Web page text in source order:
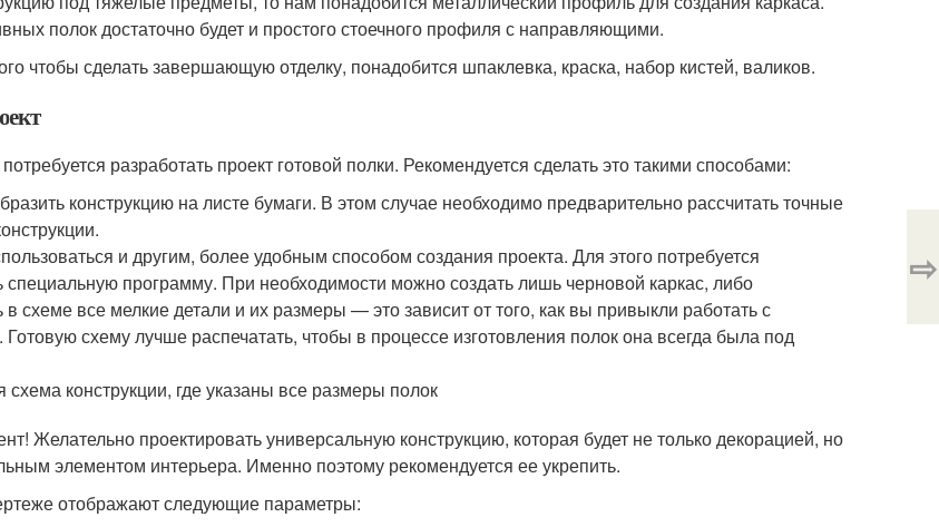
полок достаточно будет и простого стоечного профиля с направляющими.
чтобы сделать завершающую отделку, понадобится шпаклевка, краска, набор кистей, валиков.
разработать проект готовой полки. Рекомендуется сделать это такими способами:
конструкцию на листе бумаги. В этом случае необходимо предварительно рассчитать точные
и другим, более удобным способом создания проекта. Для этого потребуется
специальную программу. При необходимости можно создать лишь черновой каркас, либо
в схеме все мелкие детали и их размеры — это зависит от того, как вы привыкли работать с
Готовую схему лучше распечатать, чтобы в процессе изготовления полок она всегда была под
конструкции, где указаны все размеры полок
Желательно проектировать универсальную конструкцию, которая будет не только декорацией, но
элементом интерьера. Именно поэтому рекомендуется ее укрепить.
отображают следующие параметры:
⇨